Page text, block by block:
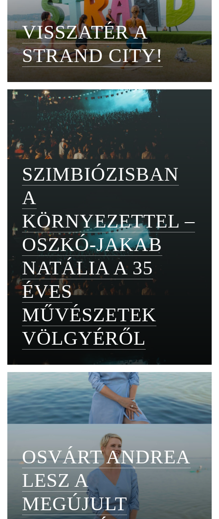
VISSZATÉR A
STRAND CITY!
SZIMBIÓZISBAN
A
KÖRNYEZETTEL –
OSZKÓ-JAKAB
NATÁLIA A 35
ÉVES
MŰVÉSZETEK
VÖLGYÉRŐL
OSVÁRT ANDREA
LESZ A
MEGÚJULT